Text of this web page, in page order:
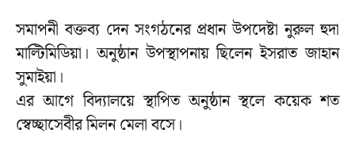
সমাপনী বক্তব্য দেন সংগঠনের প্রধান উপদেষ্টা নুরুল হুদা
মাল্টিমিডিয়া। অনুষ্ঠান উপস্থাপনায় ছিলেন ইসরাত জাহান
সুমাইয়া।
এর আগে বিদ্যালয়ে স্থাপিত অনুষ্ঠান স্থলে কয়েক শত
স্বেচ্ছাসেবীর মিলন মেলা বসে।